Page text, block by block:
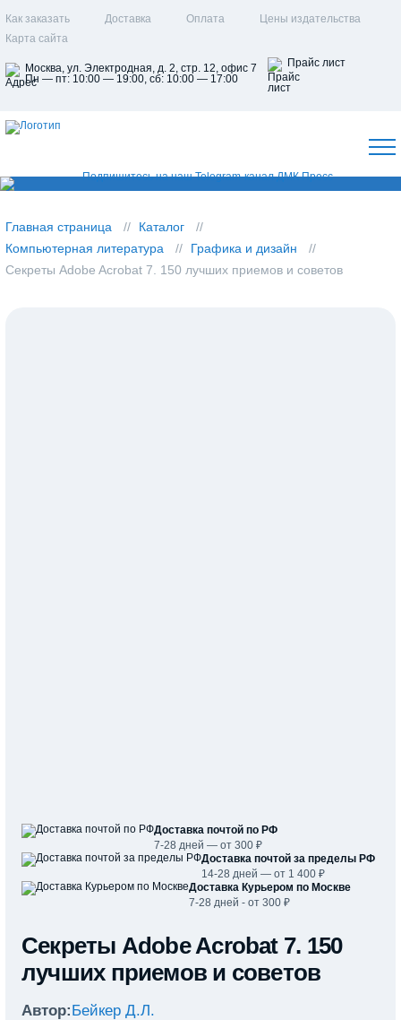
Как заказать Доставка Оплата
Цены издательства
Карта сайта
Москва, ул. Электродная, д. 2, стр. 12, офис 7
Пн — пт: 10:00 — 19:00, сб: 10:00 — 17:00
Прайс лист
Главная страница
Каталог
Компьютерная литература
Графика и дизайн
Секреты Adobe Acrobat 7. 150 лучших приемов и советов
Доставка почтой по РФ
7-28 дней — от 300 ₽
Доставка почтой за пределы РФ
14-28 дней — от 1 400 ₽
Доставка Курьером по Москве
7-28 дней - от 300 ₽
Секреты Adobe Acrobat 7. 150
лучших приемов и советов
Автор:Бейкер Д.Л.